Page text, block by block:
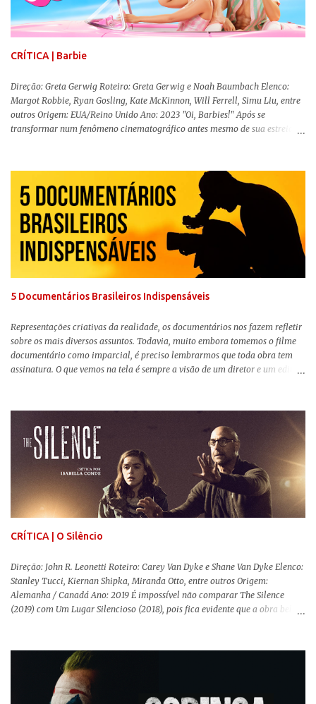
CRÍTICA | Barbie
Direção: Greta Gerwig Roteiro: Greta Gerwig e Noah Baumbach Elenco:
Margot Robbie, Ryan Gosling, Kate McKinnon, Will Ferrell, Simu Liu, entre
outros Origem: EUA/Reino Unido Ano: 2023 "Oi, Barbies!" Após se
transformar num fenômeno cinematográfico antes mesmo de sua estreia,
lançamento, posso afirmar que o longa, dirigido por Greta Gerwig (
Adoráveis Mulheres ) prometeu tudo e entregou mais ainda, se provando o
filme do ano até aqui. Repleto de criatividade, humor e sem medo de não se
levar a sério, a produção aborda temas complexos com críticas potentes. Já
conhecida por sua filmografia feminista, Gerwig traz uma reflexão de
como a Barbie se encaixa no mundo moderno, desenvolvendo a
importância e o impacto, positivo ou negativo, da boneca na vida das
pessoas. Isso tudo com um sentimento de nostalgia multigeracional. Na
5 Documentários Brasileiros Indispensáveis
Representações criativas da realidade, os documentários nos fazem refletir
sobre os mais diversos assuntos. Todavia, muito embora tomemos o filme
documentário como imparcial, é preciso lembrarmos que toda obra tem
assinatura. O que vemos na tela é sempre a visão de um diretor e um editor
sempre importante levarmos em conta quem assina e qual a função social
da obra. O cinema brasileiro é celeiro de grandes documentaristas, muitos
deles mundialmente reconhecidos. Pensando na variedade de estilos e
estéticas de se fazer documentários, selecionei 5 produções tupiniquins do
gênero que, para mim, são indispensáveis: ▼ Cabra Marcado para Morrer
(1984) , de Eduardo Coutinho Em 1964, devido ao golpe militar, Eduardo
Coutinho (Edifício Master) teve que abandonar as filmagens do
documentário sobre o assassinato do líder camponês Joã...
CRÍTICA | O Silêncio
Direção: John R. Leonetti Roteiro: Carey Van Dyke e Shane Van Dyke Elenco:
Stanley Tucci, Kiernan Shipka, Miranda Otto, entre outros Origem:
Alemanha / Canadá Ano: 2019 É impossível não comparar The Silence
(2019) com Um Lugar Silencioso (2018), pois fica evidente que a obra bebe
reproduzir alguns elementos que consograram a obra de John Krasinski
(The Office). Aqui os “monstros” com audições aguçadas eram seres da
Terra que estavam presos por séculos em uma caverna recém descoberta,
libertando-os pelo mundo. O espectador acompanha uma família que tem